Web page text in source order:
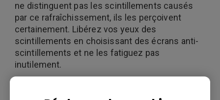
ne distinguent pas les scintillements causés
par ce rafraîchissement, ils les perçoivent
certainement. Libérez vos yeux des
scintillements en choisissant des écrans anti-
scintillements et ne les fatiguez pas
inutilement.